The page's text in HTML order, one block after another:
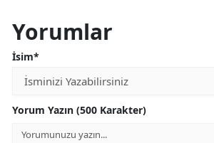
Yorumlar
İsim*
Yorum Yazın (500 Karakter)